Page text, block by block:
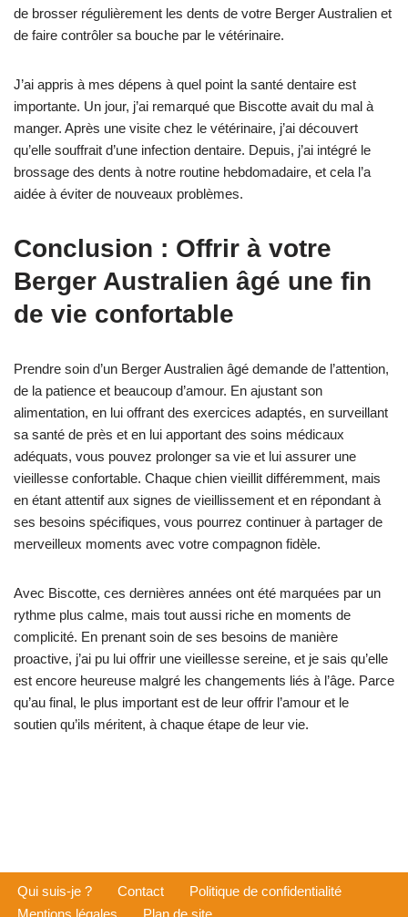
de brosser régulièrement les dents de votre Berger Australien et
de faire contrôler sa bouche par le vétérinaire.
J’ai appris à mes dépens à quel point la santé dentaire est
importante. Un jour, j’ai remarqué que Biscotte avait du mal à
manger. Après une visite chez le vétérinaire, j’ai découvert
qu’elle souffrait d’une infection dentaire. Depuis, j’ai intégré le
brossage des dents à notre routine hebdomadaire, et cela l’a
aidée à éviter de nouveaux problèmes.
Conclusion : Offrir à votre
Berger Australien âgé une fin
de vie confortable
Prendre soin d’un Berger Australien âgé demande de l’attention,
de la patience et beaucoup d’amour. En ajustant son
alimentation, en lui offrant des exercices adaptés, en surveillant
sa santé de près et en lui apportant des soins médicaux
adéquats, vous pouvez prolonger sa vie et lui assurer une
vieillesse confortable. Chaque chien vieillit différemment, mais
en étant attentif aux signes de vieillissement et en répondant à
ses besoins spécifiques, vous pourrez continuer à partager de
merveilleux moments avec votre compagnon fidèle.
Avec Biscotte, ces dernières années ont été marquées par un
rythme plus calme, mais tout aussi riche en moments de
complicité. En prenant soin de ses besoins de manière
proactive, j’ai pu lui offrir une vieillesse sereine, et je sais qu’elle
est encore heureuse malgré les changements liés à l’âge. Parce
qu’au final, le plus important est de leur offrir l’amour et le
soutien qu’ils méritent, à chaque étape de leur vie.
Qui suis-je ? Contact
Politique de confidentialité
Mentions légales
Plan de site